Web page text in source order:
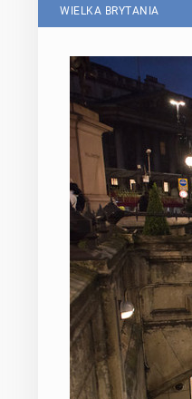
WIELKA BRYTANIA